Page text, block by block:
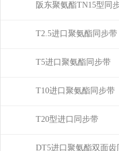
阪东聚氨酯TN15型同
T2.5进口聚氨酯同步带
T5进口聚氨酯同步带
T10进口聚氨酯同步带
T20型进口同步带
DT5进口聚氨酯双面齿